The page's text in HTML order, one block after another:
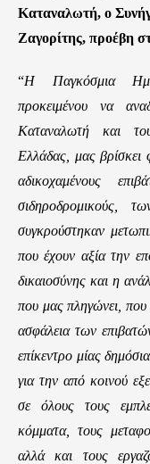
Καταναλωτή, ο
Ζαγορίτης, προέβη
“Η Παγκόσμια
προκειμένου να
Καταναλωτή και
Ελλάδας, μας βρίσκει
αδικοχαμένους
σιδηροδρομικούς,
συγκρούστηκαν
που έχουν αξία την
δικαιοσύνης και η
που μας πληγώνει, που
ασφάλεια των
επίκεντρο μίας
για την από κοινού
σε όλους τους
κόμματα, τους
αλλά και τους